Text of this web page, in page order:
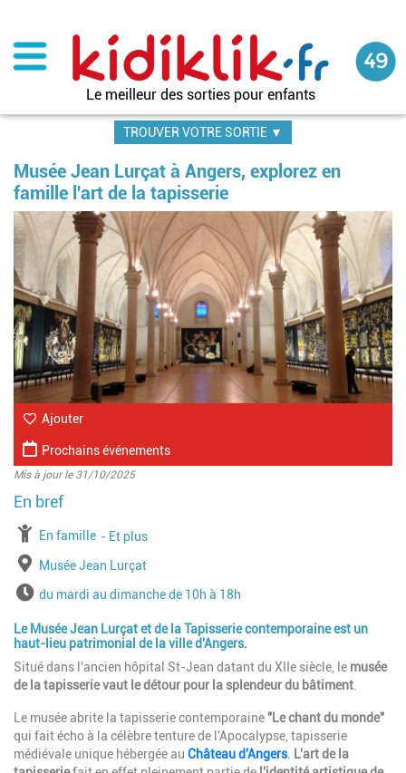
contenu
principal
Le meilleur des sorties pour enfants
TROUVER VOTRE SORTIE ▼
Musée Jean Lurçat à Angers, explorez en
famille l'art de la tapisserie
Ajouter
Prochains événements
Mis à jour le 31/10/2025
à partir de
En famille jusqu'à l'âge de
Et plus
Lieu
Musée Jean Lurçat
Horairesdu mardi au dimanche de 10h à 18h
Le Musée Jean Lurçat et de la Tapisserie contemporaine est un
haut-lieu patrimonial de la ville d'Angers.
Situé dans l'ancien hôpital St-Jean datant du XIIe siècle, le musée
de la tapisserie vaut le détour pour la splendeur du bâtiment
Le musée abrite la tapisserie contemporaine "Le chant du monde"
qui fait écho à la célèbre tenture de l'Apocalypse, tapisserie
médiévale unique hébergée au Château d'Angers. L'art de la